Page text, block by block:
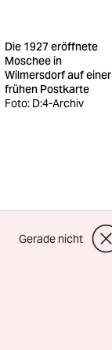
Die 1927 eröffnete
Moschee in
Wilmersdorf auf einer
frühen Postkarte
Foto: D:4-Archiv
Gerade nicht